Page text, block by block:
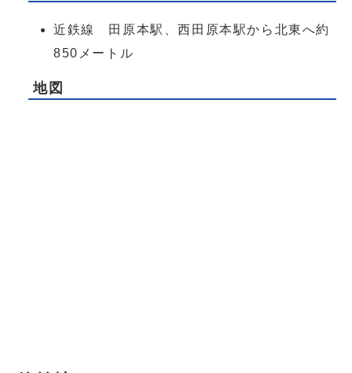
近鉄線 田原本駅、西田原本駅から北東へ約
850メートル
地図